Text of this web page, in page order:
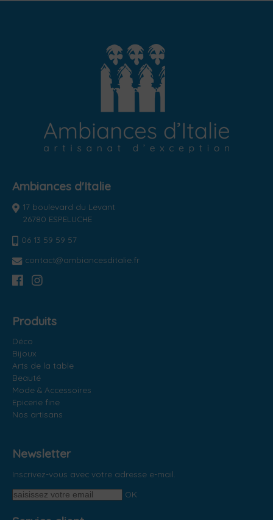
Ambiances d'Italie
17 boulevard du Levant
26780 ESPELUCHE
06 13 59 59 57
contact@ambiancesditalie.fr
Produits
Déco
Bijoux
Arts de la table
Beauté
Mode & Accessoires
Epicerie fine
Nos artisans
Newsletter
Inscrivez-vous avec votre adresse e-mail.
OK